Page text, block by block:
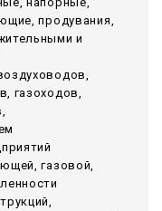
продувания,
и
газоходов,
газовой,